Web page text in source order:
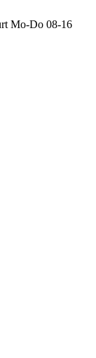
Mo-Do 08-16